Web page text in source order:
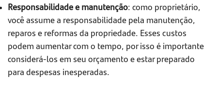
Responsabilidade e manutenção: como proprietário,
você assume a responsabilidade pela manutenção,
reparos e reformas da propriedade. Esses custos
podem aumentar com o tempo, por isso é importante
considerá-los em seu orçamento e estar preparado
para despesas inesperadas.